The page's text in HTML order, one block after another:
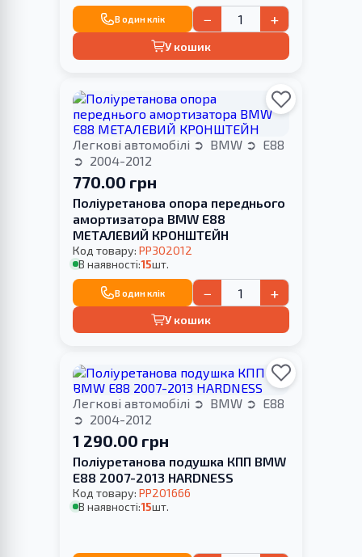
В один клік − +
У кошик
Легкові автомобілі BMW
E88
2004-2012
770.00 грн
Поліуретанова опора переднього
амортизатора BMW E88
МЕТАЛЕВИЙ КРОНШТЕЙН
Код товару: PP302012
В наявності:15шт.
В один клік − +
У кошик
Легкові автомобілі BMW
E88
2004-2012
1 290.00 грн
Поліуретанова подушка КПП BMW
E88 2007-2013 HARDNESS
Код товару: PP201666
В наявності:15шт.